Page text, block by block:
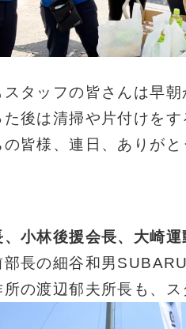
スタッフの皆さんは早
た後は清掃や片付けを
皆様、連日、ありがと
小林後援会長、大崎
長の細谷和男
の渡辺郁夫所長も、